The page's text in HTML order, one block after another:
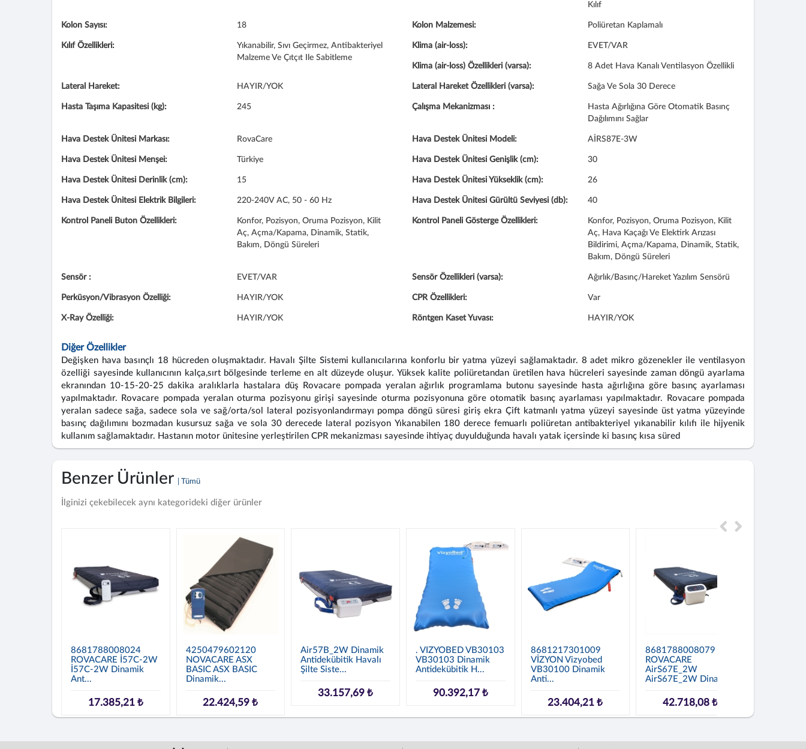
Kılıf
Kolon Sayısı: 18 Kolon Malzemesi: Poliüretan Kaplamalı
Kılıf Özellikleri:
Yıkanabilir, Sıvı Geçirmez, Antibakteriyel
Malzeme Ve Çıtçıt Ile Sabitleme
Klima (air-loss): EVET/VAR
Klima (air-loss) Özellikleri (varsa): 8 Adet Hava Kanalı Ventilasyon Özellikli
Lateral Hareket: HAYIR/YOK Lateral Hareket Özellikleri (varsa): Sağa Ve Sola 30 Derece
Hasta Taşıma Kapasitesi (kg): 245 Çalışma Mekanizması :
Hasta Ağırlığına Göre Otomatik Basınç
Dağılımını Sağlar
Hava Destek Ünitesi Markası: RovaCare Hava Destek Ünitesi Modeli: AİRS87E-3W
Hava Destek Ünitesi Menşei: Türkiye Hava Destek Ünitesi Genişlik (cm): 30
Hava Destek Ünitesi Derinlik (cm): 15 Hava Destek Ünitesi Yükseklik (cm): 26
Hava Destek Ünitesi Elektrik Bilgileri: 220-240V AC, 50 - 60 Hz Hava Destek Ünitesi Gürültü Seviyesi (db): 40
Kontrol Paneli Buton Özellikleri:
Konfor, Pozisyon, Oruma Pozisyon, Kilit
Aç, Açma/Kapama, Dinamik, Statik,
Bakım, Döngü Süreleri
Kontrol Paneli Gösterge Özellikleri:
Konfor, Pozisyon, Oruma Pozisyon, Kilit
Aç, Hava Kaçağı Ve Elektirk Arızası
Bildirimi, Açma/Kapama, Dinamik, Statik,
Bakım, Döngü Süreleri
Sensör : EVET/VAR Sensör Özellikleri (varsa): Ağırlık/Basınç/Hareket Yazılım Sensörü
Perküsyon/Vibrasyon Özelliği: HAYIR/YOK CPR Özellikleri: Var
X-Ray Özelliği: HAYIR/YOK Röntgen Kaset Yuvası: HAYIR/YOK
Diğer Özellikler
Değişken hava basınçlı 18 hücreden oluşmaktadır. Havalı Şilte Sistemi kullanıcılarına konforlu bir yatma yüzeyi sağlamaktadır. 8 adet mikro gözenekler ile ventilasyon
özelliği sayesinde kullanıcının kalça,sırt bölgesinde terleme en alt düzeyde oluşur. Yüksek kalite poliüretandan üretilen hava hücreleri sayesinde zaman döngü ayarlama
ekranından 10-15-20-25 dakika aralıklarla hastalara düş Rovacare pompada yeralan ağırlık programlama butonu sayesinde hasta ağırlığına göre basınç ayarlaması
yapılmaktadır. Rovacare pompada yeralan oturma pozisyonu girişi sayesinde oturma pozisyonuna göre otomatik basınç ayarlaması yapılmaktadır. Rovacare pompada
yeralan sadece sağa, sadece sola ve sağ/orta/sol lateral pozisyonlandırmayı pompa döngü süresi giriş ekra Çift katmanlı yatma yüzeyi sayesinde üst yatma yüzeyinde
basınç dağılımını bozmadan kusursuz sağa ve sola 30 derecede lateral pozisyon Yıkanabilen 180 derece femuarlı poliüretan antibakteriyel yıkanabilir kılıfı ile hijyenik
kullanım sağlamaktadır. Hastanın motor ünitesine yerleştirilen CPR mekanizması sayesinde ihtiyaç duyulduğunda havalı yatak içersinde ki basınç kısa süred
Benzer Ürünler | Tümü
İlginizi çekebilecek aynı kategorideki diğer ürünler
8681788008024
ROVACARE İ57C-2W
İ57C-2W Dinamik
Ant...
17.385,21 ₺
4250479602120
NOVACARE ASX
BASIC ASX BASIC
Dinamik...
22.424,59 ₺
Air57B_2W Dinamik
Antidekübitik Havalı
Şilte Siste...
33.157,69 ₺
. VIZYOBED VB30103
VB30103 Dinamik
Antidekübitik H...
90.392,17 ₺
8681217301009
VİZYON Vizyobed
VB30100 Dinamik
Anti...
23.404,21 ₺
8681788008079
ROVACARE
AirS67E_2W
AirS67E_2W Dinam...
42.718,08 ₺